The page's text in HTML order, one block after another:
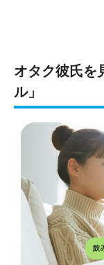
オタク彼氏を
ル」